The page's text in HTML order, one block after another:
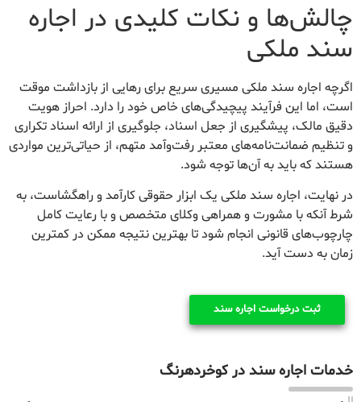
چالش‌ها و نکات کلیدی در اجاره
سند ملکی
اگرچه اجاره سند ملکی مسیری سریع برای رهایی از بازداشت موقت
است، اما این فرآیند پیچیدگی‌های خاص خود را دارد. احراز هویت
دقیق مالک، پیشگیری از جعل اسناد، جلوگیری از ارائه اسناد تکراری
و تنظیم ضمانت‌نامه‌های معتبر رفت‌وآمد متهم، از حیاتی‌ترین مواردی
هستند که باید به آن‌ها توجه شود.
در نهایت، اجاره سند ملکی یک ابزار حقوقی کارآمد و راهگشاست، به
شرط آنکه با مشورت و همراهی وکلای متخصص و با رعایت کامل
چارچوب‌های قانونی انجام شود تا بهترین نتیجه ممکن در کمترین
زمان به دست آید.
ثبت درخواست اجاره سند
خدمات اجاره سند در کوخردهرنگ